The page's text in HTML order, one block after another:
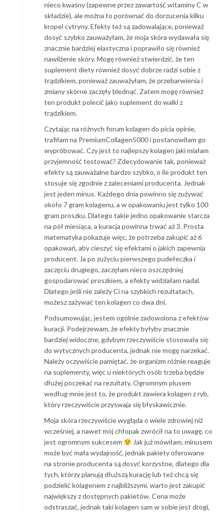
nieco kwaśny (zapewne przez zawartość witaminy C w
składzie), ale można to porównać do dorzucenia kilku
kropel cytryny. Efekty też są zadowalające, ponieważ
dosyć szybko zauważyłam, że moja skóra wydawała się
znacznie bardziej elastyczna i poprawiło się również
nawilżenie skóry. Mogę również stwierdzić, że ten
suplement diety również dosyć dobrze radzi sobie z
trądzikiem, ponieważ zauważyłam, że przebarwienia i
zmiany skórne zaczęły blednąć. Zatem mogę również
ten produkt polecić jako suplement do walki z
trądzikiem.
Czytając na różnych forum kolagen do picia opinie,
trafiłam na PremiumCollagen5000 i postanowiłam go
wypróbować. Czy jest to najlepszy kolagen jaki miałam
przyjemność testować? Zdecydowanie tak, ponieważ
efekty są zauważalne bardzo szybko, o ile produkt ten
stosuje się zgodnie z zaleceniami producenta. Jednak
jest jeden minus. Każdego dnia powinno się zużywać
około 7 gram kolagenu, a w opakowaniu jest tylko 100
gram proszku. Dlatego takie jedno opakowanie starcza
na pół miesiąca, a kuracja powinna trwać aż 3. Prosta
matematyka pokazuje więc, że potrzeba zakupić aż 6
opakowań, aby cieszyć się efektami o jakich zapewnia
producent. Ja po zużyciu pierwszego pudełeczka i
zaczęciu drugiego, zaczęłam nieco oszczędniej
gospodarować proszkiem, a efekty widziałam nadal.
Dlatego jeśli nie zależy Ci na szybkich rezultatach,
możesz zażywać ten kolagen co dwa dni.
Podsumowując, jestem ogólnie zadowolona z efektów
kuracji. Podejrzewam, że efekty byłyby znacznie
bardziej widoczne, gdybym rzeczywiście stosowała się
do wytycznych producenta, jednak nie mogę narzekać.
Należy oczywiście pamiętać, że organizm różnie reaguje
na suplementy, więc u niektórych osób trzeba będzie
dłużej poczekać na rezultaty. Ogromnym plusem
według mnie jest to, że produkt zawiera kolagen z ryb,
który rzeczywiście przyswaja się błyskawicznie.
Moja skóra rzeczywiście wygląda o wiele zdrowiej niż
wcześniej, a nawet mój chłopak zwrócił na to uwagę, co
jest ogromnym sukcesem
Jak już mówiłam, minusem
może być mała wydajność, jednak pakiety oferowane
na stronie producenta są dosyć korzystne, dlatego dla
tych, którzy planują dłuższą kurację lub też chcą się
podzielić kolagenem z najbliższymi, warto jest zakupić
największy z dostępnych pakietów. Cena może
odstraszać, jednak taki kolagen sam w sobie jest drogi,